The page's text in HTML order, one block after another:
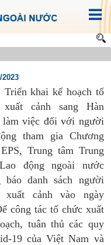
Triển khai kế hoạch tổ
xuất cảnh sang Hàn
làm việc đối với người
tham gia Chương
Trung tâm Trung
động ngoài nước
báo danh sách người
cảnh vào ngày
công tác tổ chức xuất
tuân thủ các quy
19 của Việt Nam và